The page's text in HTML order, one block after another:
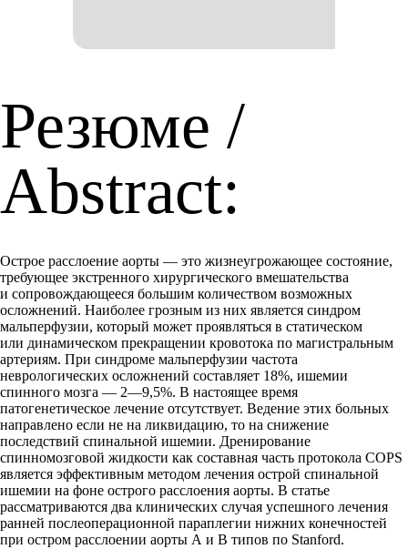
Резюме /
Abstract:
Острое расслоение аорты — это жизнеугрожающее состояние,
требующее экстренного хирургического вмешательства
и сопровождающееся большим количеством возможных
осложнений. Наиболее грозным из них является синдром
мальперфузии, который может проявляться в статическом
или динамическом прекращении кровотока по магистральным
артериям. При синдроме мальперфузии частота
неврологических осложнений составляет 18%, ишемии
спинного мозга — 2—9,5%. В настоящее время
патогенетическое лечение отсутствует. Ведение этих больных
направлено если не на ликвидацию, то на снижение
последствий спинальной ишемии. Дренирование
спинномозговой жидкости как составная часть протокола COPS
является эффективным методом лечения острой спинальной
ишемии на фоне острого расслоения аорты. В статье
рассматриваются два клинических случая успешного лечения
ранней послеоперационной параплегии нижних конечностей
при остром расслоении аорты А и В типов по Stanford.